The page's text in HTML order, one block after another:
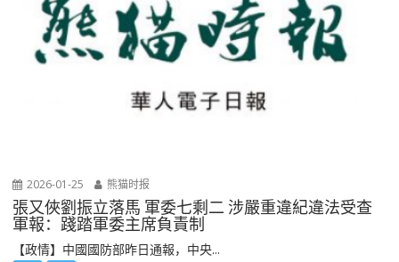
2026-01-25 熊猫时报
張又俠劉振立落馬 軍委七剩二 涉嚴重違紀違法受查
軍報：踐踏軍委主席負責制
【政情】中國國防部昨日通報，中央...